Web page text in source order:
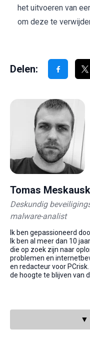
het uitvoeren van
om deze te
Delen:
Tomas
Deskundig
malware-analist
Ik ben gepassioneerd
Ik ben al meer dan 10
die op zoek zijn naar
problemen en
en redacteur voor
de hoogte te blijven van
▼